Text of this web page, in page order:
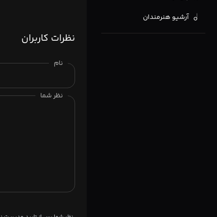
آرشیو هنرمندان
نظرات کاربران
نام
نظر شما